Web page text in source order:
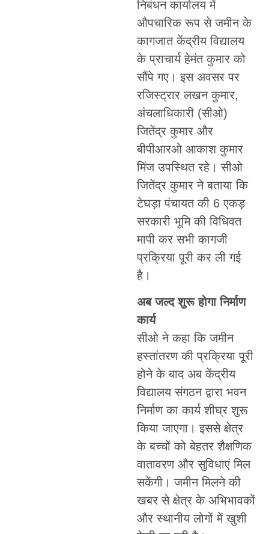
निबंधन कार्यालय में
औपचारिक रूप से जमीन के
कागजात केंद्रीय विद्यालय
के प्राचार्य हेमंत कुमार को
सौंपे गए। इस अवसर पर
रजिस्ट्रार लखन कुमार,
अंचलाधिकारी (सीओ)
जितेंद्र कुमार और
बीपीआरओ आकाश कुमार
मिंज उपस्थित रहे। सीओ
जितेंद्र कुमार ने बताया कि
टेघड़ा पंचायत की 6 एकड़
सरकारी भूमि की विधिवत
मापी कर सभी कागजी
प्रक्रिया पूरी कर ली गई
है।
अब जल्द शुरू होगा निर्माण
कार्य
सीओ ने कहा कि जमीन
हस्तांतरण की प्रक्रिया पूरी
होने के बाद अब केंद्रीय
विद्यालय संगठन द्वारा भवन
निर्माण का कार्य शीघ्र शुरू
किया जाएगा। इससे क्षेत्र
के बच्चों को बेहतर शैक्षणिक
वातावरण और सुविधाएं मिल
सकेंगी। जमीन मिलने की
खबर से क्षेत्र के अभिभावकों
और स्थानीय लोगों में खुशी